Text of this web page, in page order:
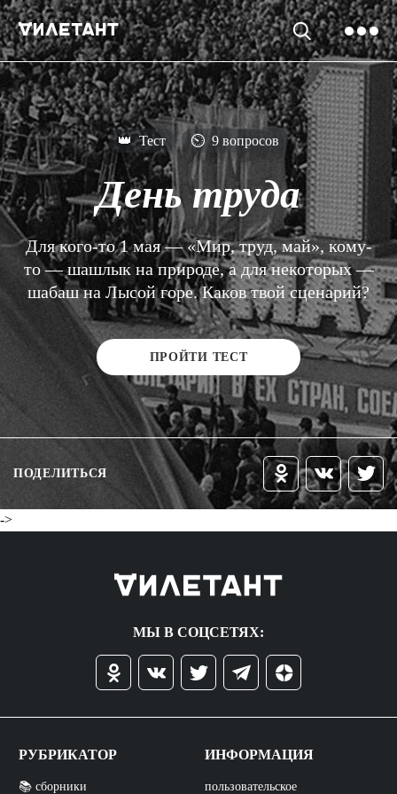
👑 Тест ⏲ 9 вопросов
День труда
Для кого-то 1 мая — «Мир, труд, май», кому-
то — шашлык на природе, а для некоторых —
шабаш на Лысой горе. Каков твой сценарий?
ПРОЙТИ ТЕСТ
ПОДЕЛИТЬСЯ
->
МЫ В СОЦСЕТЯХ:
РУБРИКАТОР
📚 сборники
ИНФОРМАЦИЯ
пользовательское